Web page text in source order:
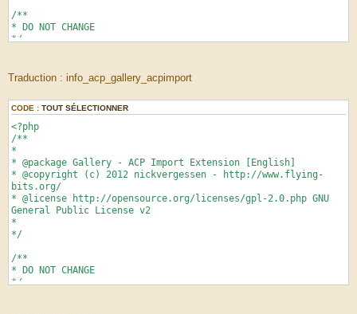
/**
* DO NOT CHANGE
*/
exit;
if (empty($lang) || !is_array($lang))
{
$lang = array();
}
$lang = array_merge($lang, array(
'ACP_GALLERY_CLEANUP' => 'Vider la galerie',
'ACP_GALLERY_CLEANUP_EXPLAIN' => 'Ici vous pouvez
supprimer des objets orphelins.',
valide effacées.',
'CLEAN_CHANGED' => 'Auteur modifié en «
Invité ».',
Traduction : info_acp_gallery_acpimport
CODE : TOUT SÉLECTIONNER
<?php
/**
*
* @package Gallery - ACP Import Extension [English]
* @copyright (c) 2012 nickvergessen - http://www.flying-
bits.org/
* @license http://opensource.org/licenses/gpl-2.0.php GNU
General Public License v2
*
*/
/**
* DO NOT CHANGE
*/